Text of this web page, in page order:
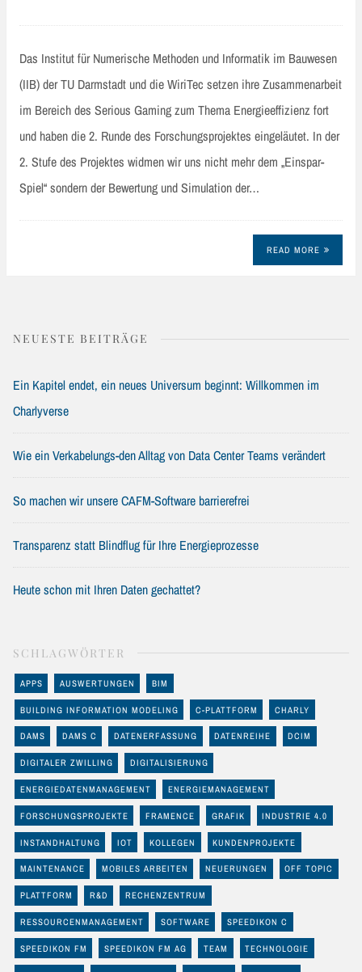
Das Institut für Numerische Methoden und Informatik im Bauwesen
(IIB) der TU Darmstadt und die WiriTec setzen ihre Zusammenarbeit
im Bereich des Serious Gaming zum Thema Energieeffizienz fort
und haben die 2. Runde des Forschungsprojektes eingeläutet. In der
2. Stufe des Projektes widmen wir uns nicht mehr dem „Einspar-
Spiel“ sondern der Bewertung und Simulation der…
READ MORE
NEUESTE BEITRÄGE
Ein Kapitel endet, ein neues Universum beginnt: Willkommen im
Charlyverse
Wie ein Verkabelungs-den Alltag von Data Center Teams verändert
So machen wir unsere CAFM-Software barrierefrei
Transparenz statt Blindflug für Ihre Energieprozesse
Heute schon mit Ihren Daten gechattet?
SCHLAGWÖRTER
APPS AUSWERTUNGEN BIM
BUILDING INFORMATION MODELING C-PLATTFORM CHARLY
DAMS DAMS C DATENERFASSUNG DATENREIHE DCIM
DIGITALER ZWILLING DIGITALISIERUNG
ENERGIEDATENMANAGEMENT ENERGIEMANAGEMENT
FORSCHUNGSPROJEKTE FRAMENCE GRAFIK INDUSTRIE 4.0
INSTANDHALTUNG IOT KOLLEGEN KUNDENPROJEKTE
MAINTENANCE MOBILES ARBEITEN NEUERUNGEN OFF TOPIC
PLATTFORM R&D RECHENZENTRUM
RESSOURCENMANAGEMENT SOFTWARE SPEEDIKON C
SPEEDIKON FM SPEEDIKON FM AG TEAM TECHNOLOGIE